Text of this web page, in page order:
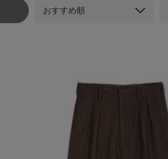
おすすめ順